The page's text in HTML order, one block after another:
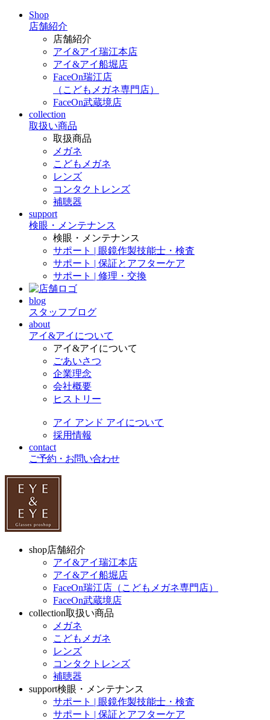
Shop
店舗紹介
店舗紹介
アイ&アイ瑞江本店
アイ&アイ船堀店
FaceOn瑞江店
（こどもメガネ専門店）
FaceOn武蔵境店
collection
取扱い商品
取扱商品
メガネ
こどもメガネ
レンズ
コンタクトレンズ
補聴器
support
検眼・メンテナンス
検眼・メンテナンス
サポート | 眼鏡作製技能士・検査
サポート | 保証とアフターケア
サポート | 修理・交換
blog
スタッフブログ
about
アイ&アイについて
アイ&アイについて
ごあいさつ
企業理念
会社概要
ヒストリー
アイ アンド アイについて
採用情報
contact
ご予約・お問い合わせ
shop店舗紹介
アイ&アイ瑞江本店
アイ&アイ船堀店
FaceOn瑞江店（こどもメガネ専門店）
FaceOn武蔵境店
collection取扱い商品
メガネ
こどもメガネ
レンズ
コンタクトレンズ
補聴器
support検眼・メンテナンス
サポート | 眼鏡作製技能士・検査
サポート | 保証とアフターケア